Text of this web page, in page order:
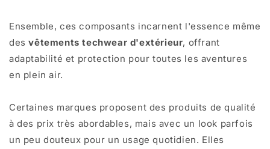
Ensemble, ces composants incarnent l'essence même
desvêtements techwear d'extérieur, offrant
adaptabilité et protection pour toutes les aventures
en plein air.
Certaines marques proposent des produits de qualité
à des prix très abordables, mais avec un look parfois
un peu douteux pour un usage quotidien. Elles